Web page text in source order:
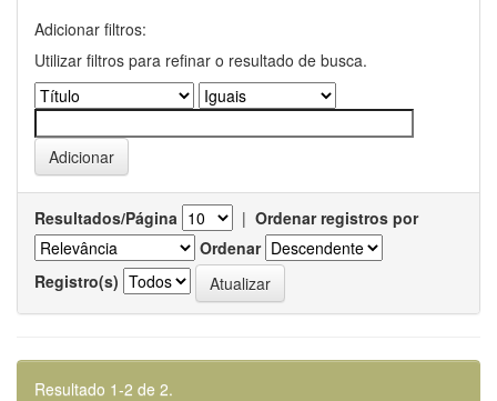
Adicionar filtros:
Utilizar filtros para refinar o resultado de busca.
Resultados/Página | Ordenar registros por
Ordenar
Registro(s)
Resultado 1-2 de 2.